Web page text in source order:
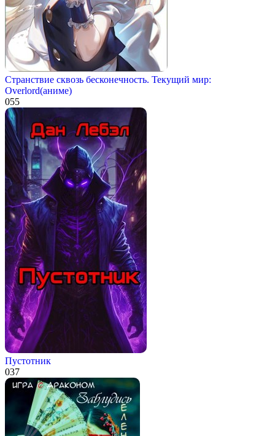
Странствие сквозь бесконечность. Текущий мир:
Overlord(аниме)
055
Пустотник
037